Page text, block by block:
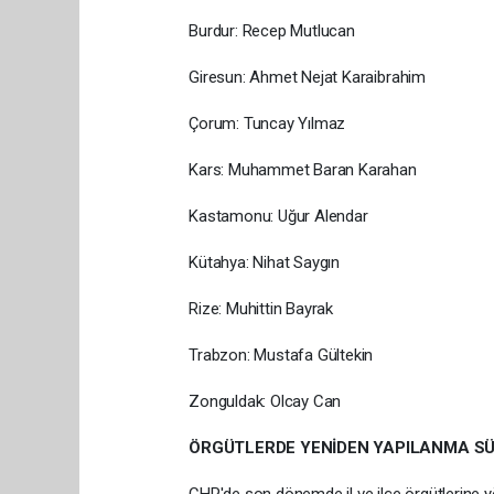
Burdur: Recep Mutlucan
Giresun: Ahmet Nejat Karaibrahim
Çorum: Tuncay Yılmaz
Kars: Muhammet Baran Karahan
Kastamonu: Uğur Alendar
Kütahya: Nihat Saygın
Rize: Muhittin Bayrak
Trabzon: Mustafa Gültekin
Zonguldak: Olcay Can
ÖRGÜTLERDE YENİDEN YAPILANMA